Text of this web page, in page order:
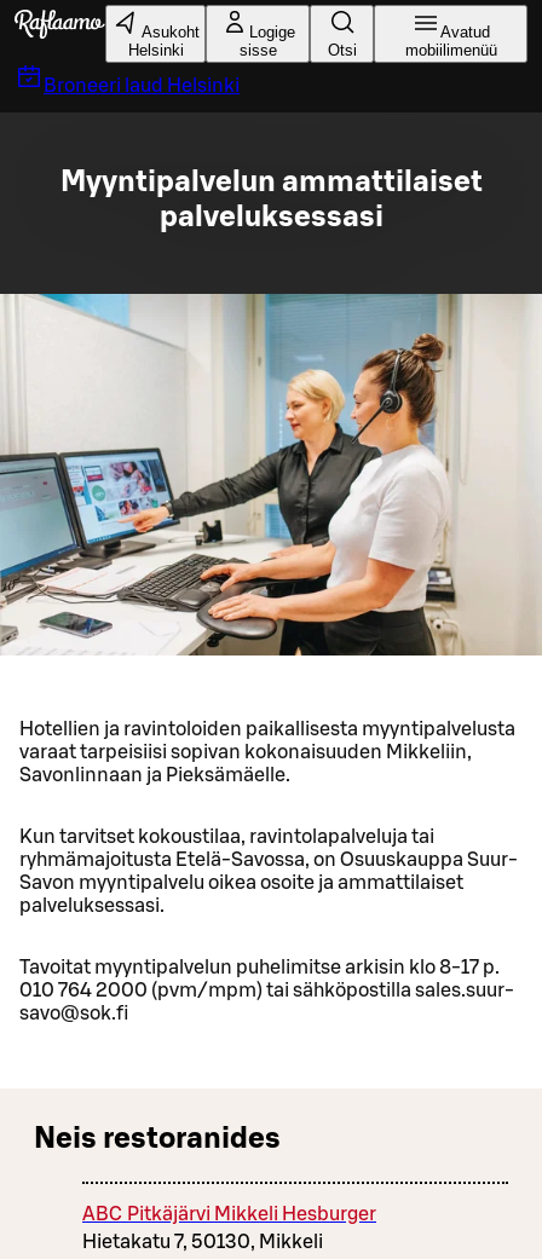
Liigu peamise sisu juurde
Asukoht
Helsinki
Logige
sisse
Otsi
Avatud
mobiilimenüü
Broneeri laud Helsinki
Myyntipalvelun ammattilaiset
palveluksessasi
Hotellien ja ravintoloiden paikallisesta myyntipalvelusta
varaat tarpeisiisi sopivan kokonaisuuden Mikkeliin,
Savonlinnaan ja Pieksämäelle.
Kun tarvitset kokoustilaa, ravintolapalveluja tai
ryhmämajoitusta Etelä-Savossa, on Osuuskauppa Suur-
Savon myyntipalvelu oikea osoite ja ammattilaiset
palveluksessasi.
Tavoitat myyntipalvelun puhelimitse arkisin klo 8-17 p.
010 764 2000 (pvm/mpm) tai sähköpostilla sales.suur-
savo@sok.fi
Neis restoranides
ABC Pitkäjärvi Mikkeli Hesburger
Hietakatu 7, 50130, Mikkeli